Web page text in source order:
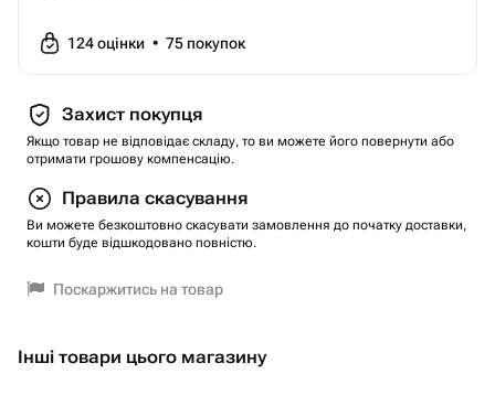
124оцінки • 75 покупок
Захист покупця
Якщо товар не відповідає складу, то ви можете його повернути або
отримати грошову компенсацію.
Правила скасування
Ви можете безкоштовно скасувати замовлення до початку доставки,
кошти буде відшкодовано повністю.
Поскаржитись на товар
Інші товари цього магазину